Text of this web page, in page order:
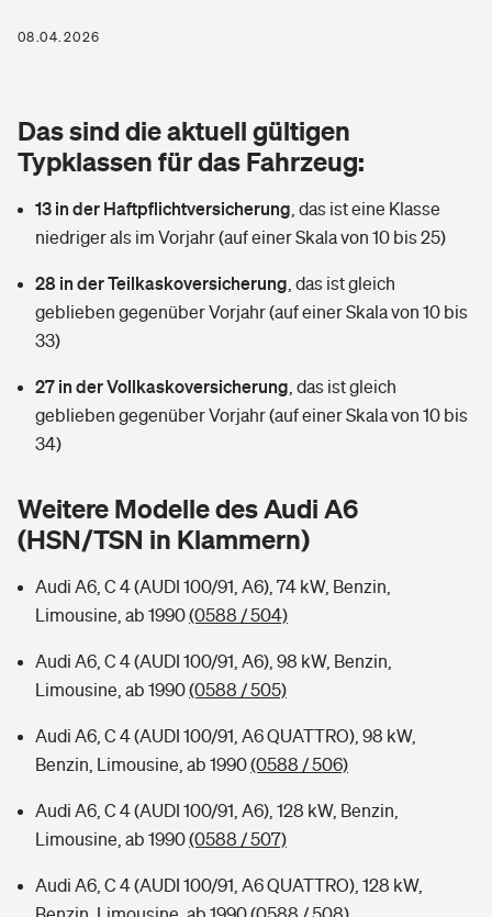
Zur Übersicht
Tools
Wer versichert was: Jetzt Versicherer finden
Sie haben Fragen?
Glasversicherung
Mietkautionsversicherung
Restkreditversicherung
Tools
Hochwasser-Check: Wie gefährdet ist Ihr Haus?
Sie haben Fragen?
Kinderunfall­ver­si­che­rung
Kinderinvalidität
Reiseversicherung
Hundehalter-Haftpflicht
Handyversicherung
Private Cyberversicherung
Zur Übersicht
Kinderunfall-Check: Mehr Sicherheit für deine Kids
Typklassen: So ist Ihr Auto eingestuft
Sie haben Fragen?
Private Krankenversicherung
Dread-Disease-Versicherung
Tierkrankenversicherung
Tools
Wer versichert was: Jetzt Versicherer finden
Rentenrechner: Wie viel Geld bekomme ich im Alter?
08.04.2026
Das sind die aktuell gültigen
Typklassen für das Fahrzeug:
13 in der Haftpflichtversicherung das ist eine Klasse
niedriger als im Vorjahr (auf einer Skala von 10 bis 25)
28 in der Teilkaskoversicherung das ist gleich
geblieben gegenüber Vorjahr (auf einer Skala von 10 bis
33)
27 in der Vollkaskoversicherung das ist gleich
geblieben gegenüber Vorjahr (auf einer Skala von 10 bis
34)
Weitere Modelle des Audi A6
(HSN/TSN in Klammern)
Audi A6, C 4 (AUDI 100/91, A6), 74 kW, Benzin,
Limousine, ab 1990(0588 / 504)
Audi A6, C 4 (AUDI 100/91, A6), 98 kW, Benzin,
Limousine, ab 1990(0588 / 505)
Audi A6, C 4 (AUDI 100/91, A6 QUATTRO), 98 kW,
Benzin, Limousine, ab 1990(0588 / 506)
Audi A6, C 4 (AUDI 100/91, A6), 128 kW, Benzin,
Limousine, ab 1990(0588 / 507)
Audi A6, C 4 (AUDI 100/91, A6 QUATTRO), 128 kW,